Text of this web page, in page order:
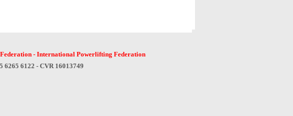
- International Powerlifting Federation
6122 - CVR 16013749